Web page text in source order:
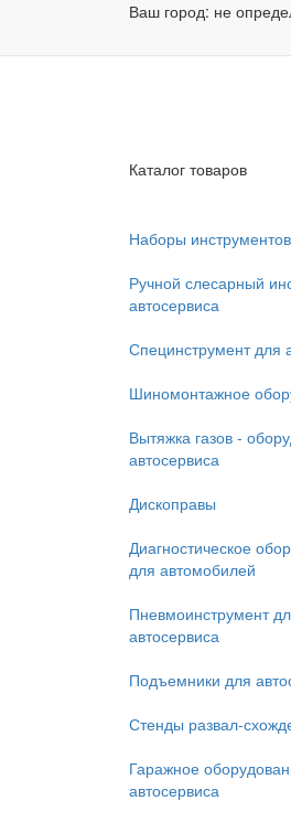
Ваш город: не
Каталог товаров
Наборы инструментов
Ручной слесарный
автосервиса
Специнструмент для
Шиномонтажное
Вытяжка газов -
автосервиса
Дископравы
Диагностическое
для автомобилей
Пневмоинструмент
автосервиса
Подъемники для
Стенды развал-
Гаражное
автосервиса